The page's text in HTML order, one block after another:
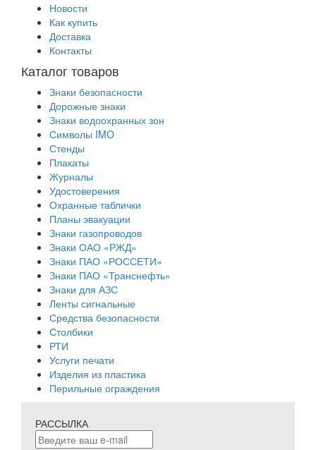
Новости
Как купить
Доставка
Контакты
Каталог товаров
Знаки безопасности
Дорожные знаки
Знаки водоохранных зон
Символы IMO
Стенды
Плакаты
Журналы
Удостоверения
Охранные таблички
Планы эвакуации
Знаки газопроводов
Знаки ОАО «РЖД»
Знаки ПАО «РОССЕТИ»
Знаки ПАО «Транснефть»
Знаки для АЗС
Ленты сигнальные
Средства безопасности
Столбики
РТИ
Услуги печати
Изделия из пластика
Перильные ограждения
РАССЫЛКА